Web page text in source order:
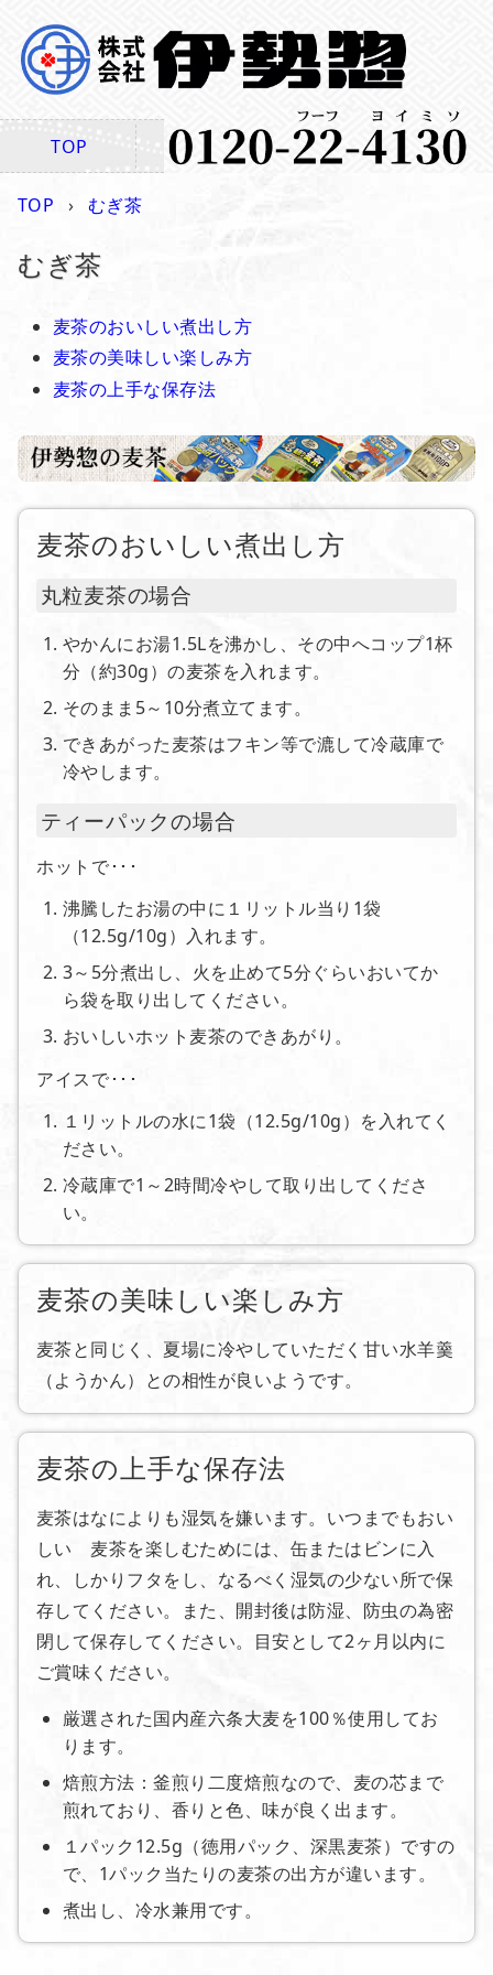
TOP 商品一覧 ご注文 特商
TOP むぎ茶
むぎ茶
麦茶のおいしい煮出し方
麦茶の美味しい楽しみ方
麦茶の上手な保存法
麦茶のおいしい煮出し方
丸粒麦茶の場合
やかんにお湯1.5Lを沸かし、その中へコップ1杯
分（約30g）の麦茶を入れます。
そのまま5～10分煮立てます。
できあがった麦茶はフキン等で漉して冷蔵庫で
冷やします。
ティーパックの場合
ホットで･･･
沸騰したお湯の中に１リットル当り1袋
（12.5g/10g）入れます。
3～5分煮出し、火を止めて5分ぐらいおいてか
ら袋を取り出してください。
おいしいホット麦茶のできあがり。
アイスで･･･
１リットルの水に1袋（12.5g/10g）を入れてく
ださい。
冷蔵庫で1～2時間冷やして取り出してくださ
い。
麦茶の美味しい楽しみ方
麦茶と同じく、夏場に冷やしていただく甘い水羊羹
（ようかん）との相性が良いようです。
麦茶の上手な保存法
麦茶はなによりも湿気を嫌います。いつまでもおい
しい 麦茶を楽しむためには、缶またはビンに入
れ、しかりフタをし、なるべく湿気の少ない所で保
存してください。また、開封後は防湿、防虫の為密
閉して保存してください。目安として2ヶ月以内に
ご賞味ください。
厳選された国内産六条大麦を100％使用してお
ります。
焙煎方法：釜煎り二度焙煎なので、麦の芯まで
煎れており、香りと色、味が良く出ます。
１パック12.5g（徳用パック、深黒麦茶）ですの
で、1パック当たりの麦茶の出方が違います。
煮出し、冷水兼用です。